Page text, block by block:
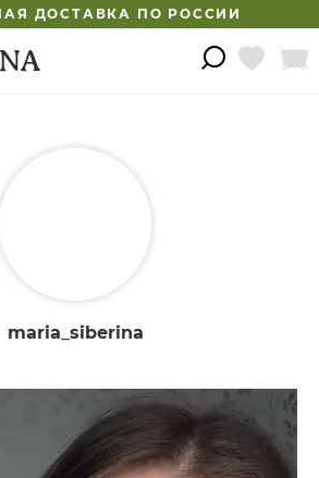
ДОСТАВКА ПО РОССИИ
maria_siberina